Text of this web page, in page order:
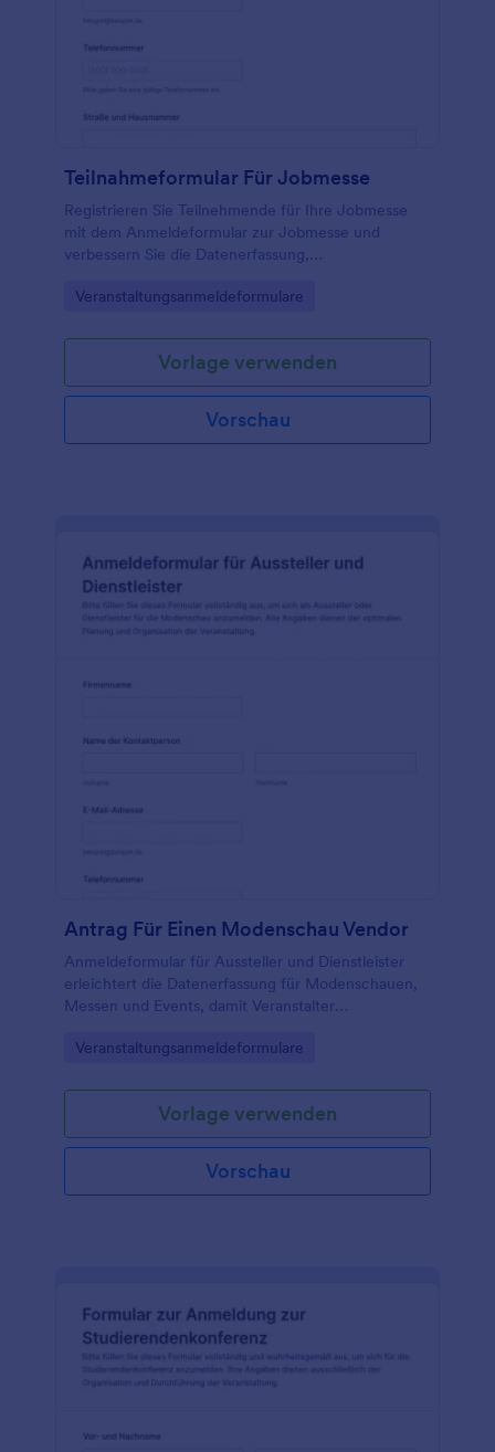
Teilnahmeformular Für Jobmesse
Registrieren Sie Teilnehmende für Ihre Jobmesse
mit dem Anmeldeformular zur Jobmesse und
verbessern Sie die Datenerfassung,
Jotform und seine Formularvorlagen.
Go to Category:
Veranstaltungsanmeldeformulare
Vorlage verwenden
Vorschau
Antrag Für Einen Modenschau Vendor
Anmeldeformular für Aussteller und Dienstleister
erleichtert die Datenerfassung für Modenschauen,
Messen und Events, damit Veranstalter
Planung nutzen können.
Go to Category:
Veranstaltungsanmeldeformulare
Vorlage verwenden
Vorschau